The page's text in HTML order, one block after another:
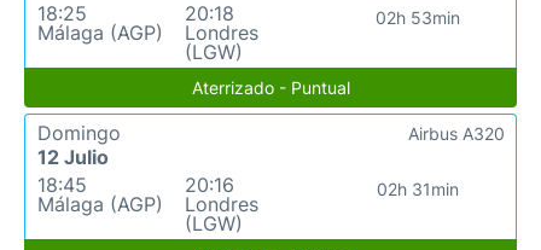
18:25
Málaga (AGP)
20:18
Londres
(LGW)
02h 53min
Aterrizado - Puntual
Domingo
12 Julio
18:45
Málaga (AGP)
20:16
Londres
(LGW)
02h 31min
Airbus A320